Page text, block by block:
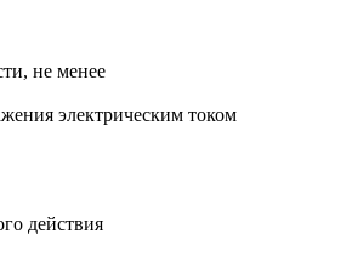
не менее
электрическим током
действия